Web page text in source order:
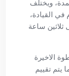
ويختلف
القيادة،
ساعة
الاخيرة
يتم تقييم